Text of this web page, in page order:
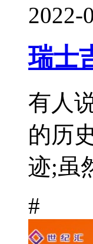
2022-
瑞士
有人
的历
迹;虽
#